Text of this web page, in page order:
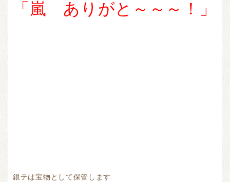
「嵐 ありがと～～～！」
銀テは宝物として保管します